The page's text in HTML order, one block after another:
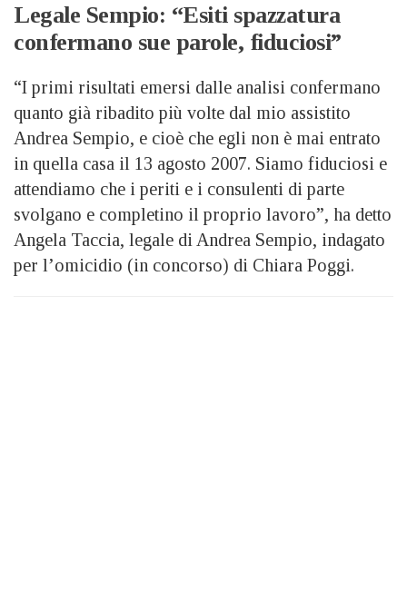
Legale Sempio: “Esiti spazzatura
confermano sue parole, fiduciosi”
“I primi risultati emersi dalle analisi confermano
quanto già ribadito più volte dal mio assistito
Andrea Sempio, e cioè che egli non è mai entrato
in quella casa il 13 agosto 2007. Siamo fiduciosi e
attendiamo che i periti e i consulenti di parte
svolgano e completino il proprio lavoro”, ha detto
Angela Taccia, legale di Andrea Sempio, indagato
per l’omicidio (in concorso) di Chiara Poggi.